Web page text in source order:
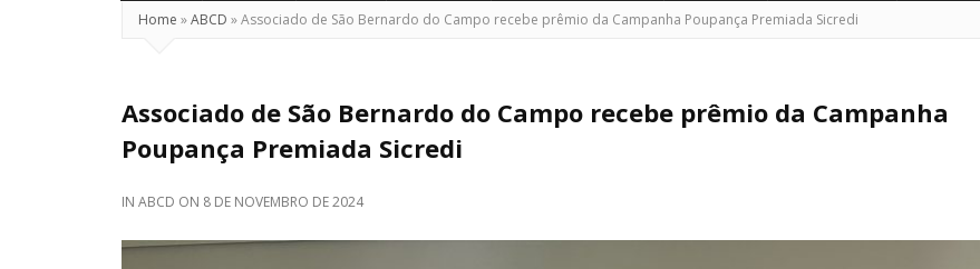
Home »ABCD »Associado de São Bernardo do Campo recebe prêmio da Campanha Poupança Premiada Sicredi
Associado de São Bernardo do Campo recebe prêmio da Campanha
Poupança Premiada Sicredi
IN ABCD ON 8 DE NOVEMBRO DE 2024